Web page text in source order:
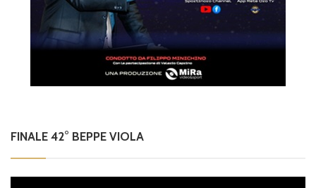
FINALE 42° BEPPE VIOLA